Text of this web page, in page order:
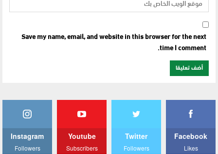
Save my name, email, and website in this browser for the next
time I comment.
Facebook
Likes
Twitter
Followers
Youtube
Subscribers
Instagram
Followers